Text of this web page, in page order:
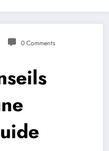
0 Comments